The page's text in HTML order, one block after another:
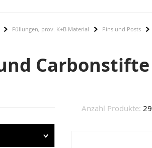
Füllungen, prov. K+B Material Pins und Posts
Carbonstifte
Anzahl Produkte: 29